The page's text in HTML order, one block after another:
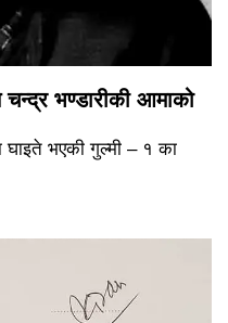
चन्द्र भण्डारीकी आमाको
घाइते भएकी गुल्मी – १ का